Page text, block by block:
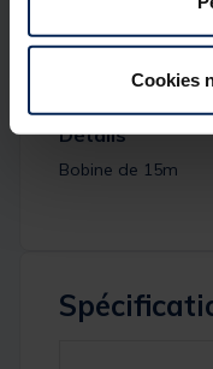
Cookies
beaucoup de
limiter les
Détails
Bobine de 15m